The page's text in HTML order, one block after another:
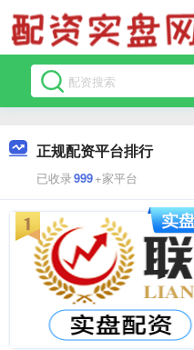
正规配资平台排行
已收录999+家平台